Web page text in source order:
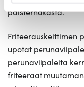
evästeilmoituksessa.
Käytämme evästeitä
räätälöimiseen,
tukemiseen ja
jaamme sosiaalisen
palsternakasta.
Friteerauskeittimen
upotat
perunaviipaleita
friteeraat